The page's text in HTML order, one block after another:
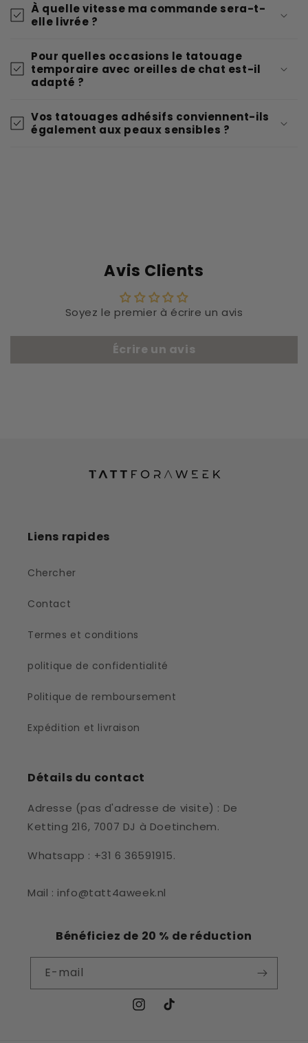
À quelle vitesse ma commande sera-t-
elle livrée ?
Pour quelles occasions le tatouage
temporaire avec oreilles de chat est-il
adapté ?
Vos tatouages adhésifs conviennent-ils
également aux peaux sensibles ?
Avis Clients
Soyez le premier à écrire un avis
Écrire un avis
Liens rapides
Chercher
Contact
Termes et conditions
politique de confidentialité
Politique de remboursement
Expédition et livraison
Détails du contact
Adresse (pas d'adresse de visite) : De
Ketting 216, 7007 DJ à Doetinchem.
Whatsapp : +31 6 36591915.
Mail : info@tatt4aweek.nl
Bénéficiez de 20 % de réduction
E-mail
Instagram
TikTok